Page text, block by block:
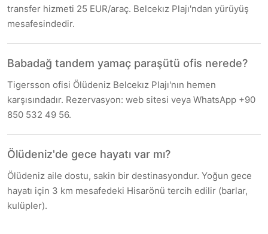
transfer hizmeti 25 EUR/araç. Belcekız Plajı'ndan yürüyüş
mesafesindedir.
Babadağ tandem yamaç paraşütü ofis nerede?
Tigersson ofisi Ölüdeniz Belcekız Plajı'nın hemen
karşısındadır. Rezervasyon: web sitesi veya WhatsApp +90
850 532 49 56.
Ölüdeniz'de gece hayatı var mı?
Ölüdeniz aile dostu, sakin bir destinasyondur. Yoğun gece
hayatı için 3 km mesafedeki Hisarönü tercih edilir (barlar,
kulüpler).